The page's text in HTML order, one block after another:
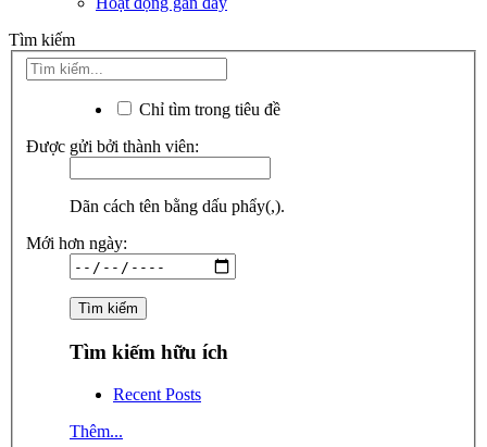
Tìm kiếm
Chỉ tìm trong tiêu đề
Được gửi bởi thành viên:
Dãn cách tên bằng dấu phẩy(,).
Mới hơn ngày:
Tìm kiếm hữu ích
Recent Posts
Thêm...